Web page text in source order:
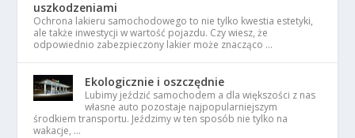
uszkodzeniami
Ochrona lakieru samochodowego to nie tylko kwestia estetyki,
ale także inwestycji w wartość pojazdu. Czy wiesz, że
odpowiednio zabezpieczony lakier może znacząco …
Ekologicznie i oszczędnie
Lubimy jeździć samochodem a dla większości z nas
własne auto pozostaje najpopularniejszym
środkiem transportu. Jeździmy w ten sposób nie tylko na
wakacje, …